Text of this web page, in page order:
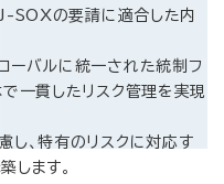
SOXの要請に適合した内
ーバルに統一された統制フ
で一貫したリスク管理を実現
し、特有のリスクに対応す
します。